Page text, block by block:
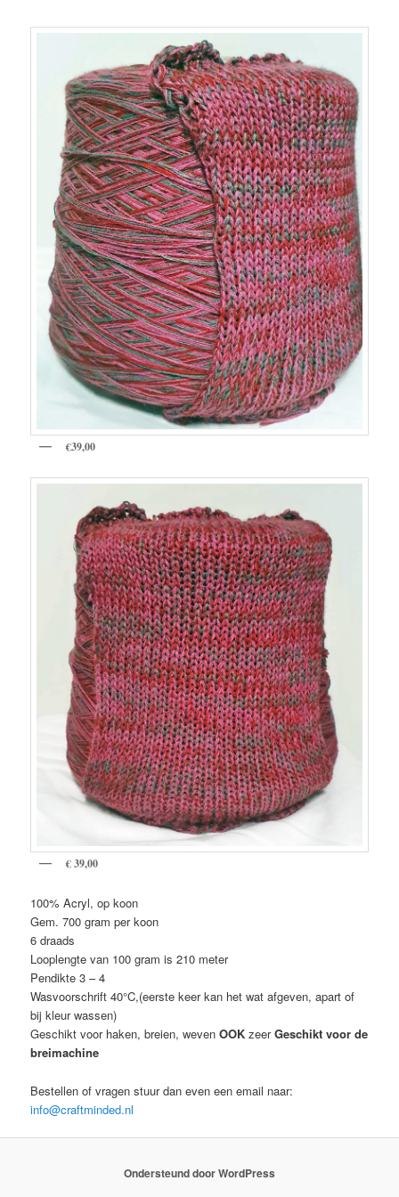
€39,00
€ 39,00
100% Acryl, op koon
Gem. 700 gram per koon
6 draads
Looplengte van 100 gram is 210 meter
Pendikte 3 – 4
Wasvoorschrift 40°C,(eerste keer kan het wat afgeven, apart of
bij kleur wassen)
Geschikt voor haken, breien, wevenOOKzeerGeschikt voor de
breimachine
Bestellen of vragen stuur dan even een email naar:
info@craftminded.nl
Ondersteund door WordPress